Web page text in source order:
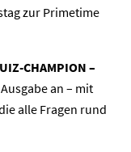
zur Primetime
CHAMPION –
an – mit
alle Fragen rund